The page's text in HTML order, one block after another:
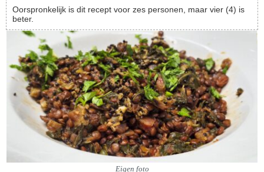
Oorspronkelijk is dit recept voor zes personen, maar vier (4) is
beter.
Eigen foto